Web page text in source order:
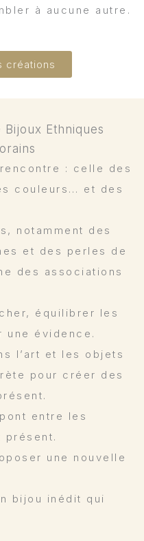
à aucune autre.
créations
Ethniques
: celle des
couleurs… et des
notamment des
et des perles de
des associations
équilibrer les
une évidence.
l’art et les objets
pour créer des
entre les
présent.
une nouvelle
bijou inédit qui